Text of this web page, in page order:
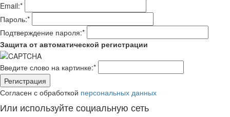
Email:*
Пароль:*
Подтверждение пароля:*
Защита от автоматической регистрации
Введите слово на картинке:*
Согласен с обработкой персональных данных
Или используйте социальную сеть